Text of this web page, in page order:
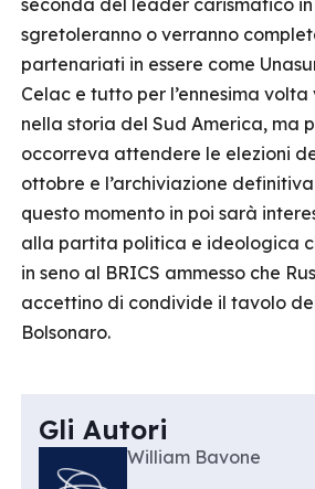
seconda del leader carismatico in
sgretoleranno o verranno
partenariati in essere come
Celac e tutto per l’ennesima
nella storia del Sud America, ma
occorreva attendere le elezioni
ottobre e l’archiviazione
questo momento in poi sarà
alla partita politica e ideologica
in seno al BRICS ammesso che
accettino di condivide il tavolo
Bolsonaro.
Gli Autori
William Bavone